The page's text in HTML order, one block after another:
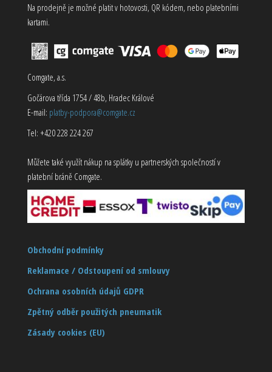
Na prodejně je možné platit v hotovosti, QR kódem, nebo platebními
kartami.
Comgate, a.s.
Gočárova třída 1754 / 48b, Hradec Králové
E-mail: platby-podpora@comgate.cz
Tel: +420 228 224 267
Můžete také využít nákup na splátky u partnerských společností v
platební bráně Comgate.
Obchodní podmínky
Reklamace / Odstoupení od smlouvy
Ochrana osobních údajů GDPR
Zpětný odběr použitých pneumatik
Zásady cookies (EU)